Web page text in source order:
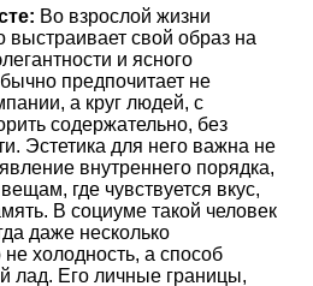
Во взрослой жизни
выстраивает свой образ на
и ясного
предпочитает не
а круг людей, с
содержательно, без
Эстетика для него важна не
внутреннего порядка,
где чувствуется вкус,
В социуме такой человек
даже несколько
холодность, а способ
лад. Его личные границы,